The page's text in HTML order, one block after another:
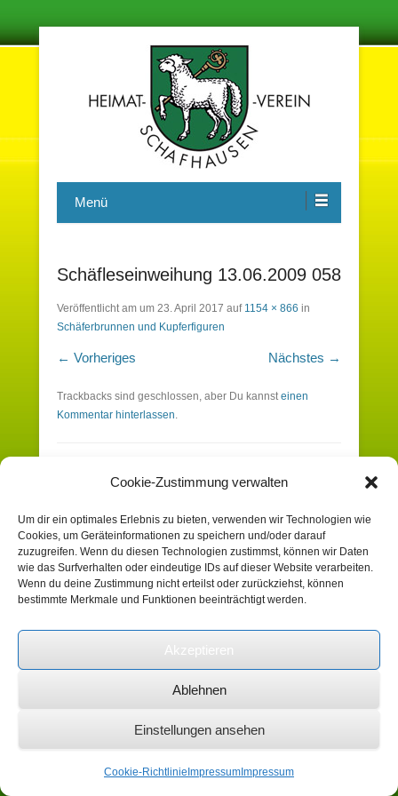
Cookie-Zustimmung verwalten
Um dir ein optimales Erlebnis zu bieten, verwenden wir Technologien wie
Cookies, um Geräteinformationen zu speichern und/oder darauf
zuzugreifen. Wenn du diesen Technologien zustimmst, können wir Daten
wie das Surfverhalten oder eindeutige IDs auf dieser Website verarbeiten.
Wenn du deine Zustimmung nicht erteilst oder zurückziehst, können
bestimmte Merkmale und Funktionen beeinträchtigt werden.
Akzeptieren
Ablehnen
Einstellungen ansehen
Cookie-Richtlinie Impressum Impressum
Heimatverein Schafhausen e.V.
Menü
Schäfleseinweihung 13.06.2009 058
Veröffentlicht am um 23. April 2017 auf 1154 × 866 in
Schäferbrunnen und Kupferfiguren
← Vorheriges Nächstes →
Trackbacks sind geschlossen, aber Du kannsteinen
Kommentar hinterlassen.
Schreibe einen Kommentar
Du musst angemeldet sein, um einen
Kommentar zu erstellen.
Suchen
Copyright © 2026Heimatverein Schafhausen
ImpressumAlle Rechte vorbehalten.